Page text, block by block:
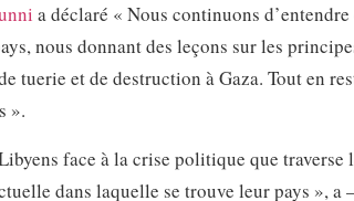
a déclaré « Nous continuons
nous donnant des leçons sur les
tuerie et de destruction à Gaza. Tout en
».
face à la crise politique que traverse
dans laquelle se trouve leur pays »,